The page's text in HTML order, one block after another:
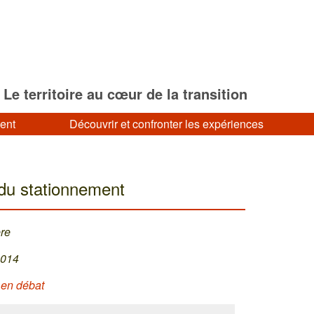
Le territoire au cœur de la transition
Découvrir et confronter les expériences
stationnement
débat